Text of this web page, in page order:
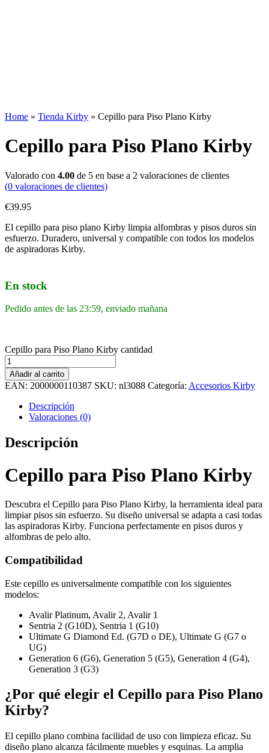
Home » Tienda Kirby » Cepillo para Piso Plano Kirby
Cepillo para Piso Plano Kirby
Valorado con 4.00 de 5 en base a 2 valoraciones de clientes
(0 valoraciones de clientes)
€39.95
El cepillo para piso plano Kirby limpia alfombras y pisos duros sin
esfuerzo. Duradero, universal y compatible con todos los modelos
de aspiradoras Kirby.
En stock
Pedido antes de las 23:59, enviado mañana
Cepillo para Piso Plano Kirby cantidad
Añadir al carrito
EAN: 2000000110387 SKU: nl3088 Categoría: Accesorios Kirby
Descripción
Valoraciones (0)
Descripción
Cepillo para Piso Plano Kirby
Descubra el Cepillo para Piso Plano Kirby, la herramienta ideal para
limpiar pisos sin esfuerzo. Su diseño universal se adapta a casi todas
las aspiradoras Kirby. Funciona perfectamente en pisos duros y
alfombras de pelo alto.
Compatibilidad
Este cepillo es universalmente compatible con los siguientes
modelos:
Avalir Platinum, Avalir 2, Avalir 1
Sentria 2 (G10D), Sentria 1 (G10)
Ultimate G Diamond Ed. (G7D o DE), Ultimate G (G7 o
UG)
Generation 6 (G6), Generation 5 (G5), Generation 4 (G4),
Generation 3 (G3)
¿Por qué elegir el Cepillo para Piso Plano
Kirby?
El cepillo plano combina facilidad de uso con limpieza eficaz. Su
diseño plano alcanza fácilmente muebles y esquinas. La amplia